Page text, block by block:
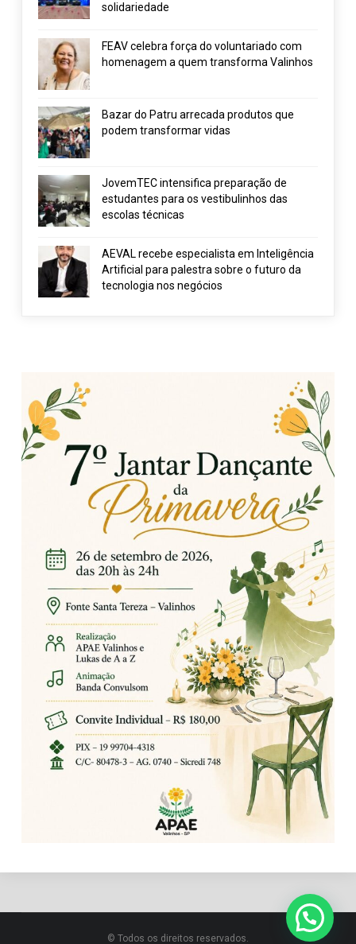
solidariedade
FEAV celebra força do voluntariado com
homenagem a quem transforma Valinhos
Bazar do Patru arrecada produtos que
podem transformar vidas
JovemTEC intensifica preparação de
estudantes para os vestibulinhos das
escolas técnicas
AEVAL recebe especialista em Inteligência
Artificial para palestra sobre o futuro da
tecnologia nos negócios
© Todos os direitos reservados.